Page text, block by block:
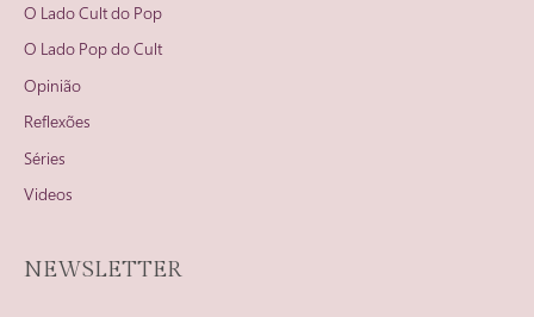
O Lado Cult do Pop
O Lado Pop do Cult
Opinião
Reflexões
Séries
Videos
NEWSLETTER